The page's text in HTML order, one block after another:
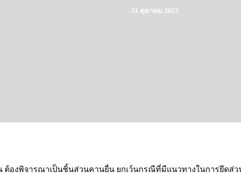
31 ตุลาคม 2023
ต้องพิจารณาเป็นชิ้นส่วนคานยื่น ยกเว้นกรณีที่มีแนวทางในการยึดส่ว